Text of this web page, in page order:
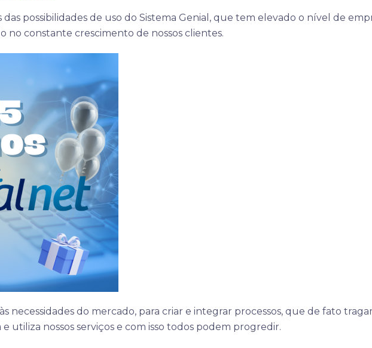
das possibilidades de uso do Sistema Genial, que tem elevado o nível de
no constante crescimento de nossos clientes.
necessidades do mercado, para criar e integrar processos, que de fato
utiliza nossos serviços e com isso todos podem progredir.